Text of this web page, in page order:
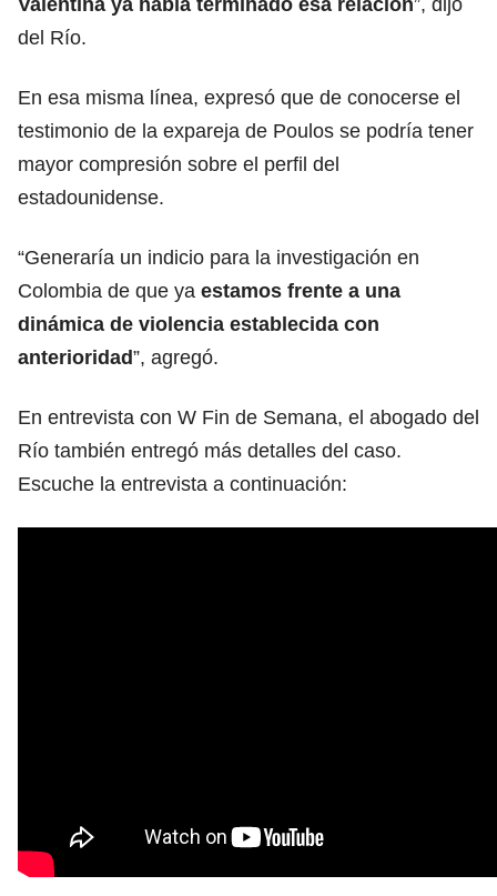
del Río.
En esa misma línea, expresó que de conocerse el
testimonio de la expareja de Poulos se podría tener
mayor compresión sobre el perfil del
estadounidense.
“Generaría un indicio para la investigación en
Colombia de que ya estamos frente a una
dinámica de violencia establecida con
anterioridad”, agregó.
En entrevista con W Fin de Semana, el abogado del
Río también entregó más detalles del caso.
Escuche la entrevista a continuación: